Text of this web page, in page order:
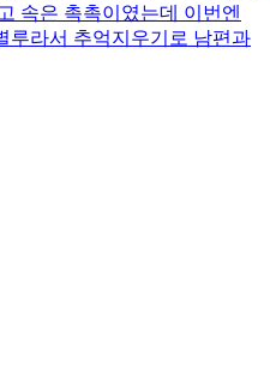
속은 촉촉이였는데 이번엔
루라서 추억지우기로 남편과